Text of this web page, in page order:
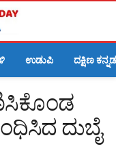
ಉಡುಪಿ ದಕ್ಷಿಣ ಕನ್ನಡ
ದುಬೈ